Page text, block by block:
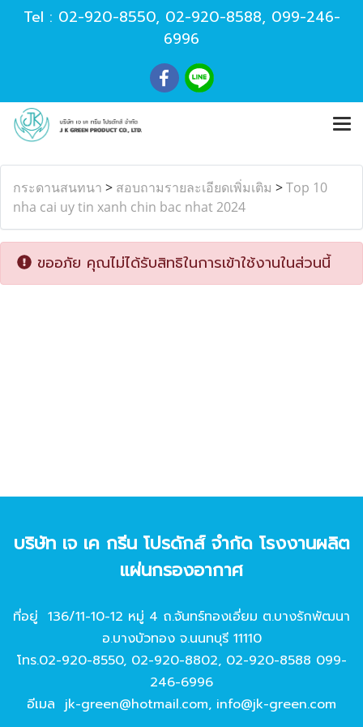
Tel : 02-920-8550, 02-920-8588, 099-246-
6996
กระดานสนทนา > สอบถามรายละเอียดเพิ่มเติม >Top 10
nha cai uy tin xanh chin bac nhat 2024
ขออภัย คุณไม่ได้รับสิทธิในการเข้าใช้งานในส่วนนี้
บริษัท เจ เค กรีน โปรดักส์ จํากัด โรงงานผลิต
แผ่นกรองอากาศ
ที่อยู่ 136/11-10-12 หมู่ 4 ถ.จันทร์ทองเอี่ยม ต.บางรักพัฒนา
อ.บางบัวทอง จ.นนทบุรี 11110
โทร.02-920-8550, 02-920-8802, 02-920-8588 099-
246-6996
อีเมล jk-green@hotmail.com, info@jk-green.com